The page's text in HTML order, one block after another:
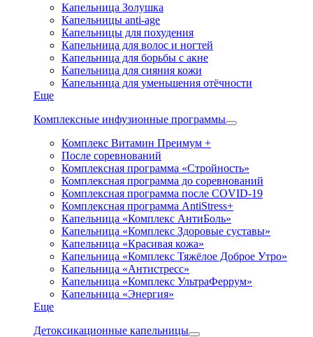
Капельница Золушка
Капельницы anti-age
Капельницы для похудения
Капельница для волос и ногтей
Капельница для борьбы с акне
Капельница для сияния кожи
Капельница для уменьшения отёчности
Еще
Комплексные инфузионные программы
Комплекс Витамин Преимум +
После соревнований
Комплексная программа «Стройность»
Комплексная программа до соревнований
Комплексная программа после COVID-19
Комплексная программа AntiStress+
Капельница «Комплекс АнтиБоль»
Капельница «Комплекс Здоровые суставы»
Капельница «Красивая кожа»
Капельница «Комплекс Тяжёлое Доброе Утро»
Капельница «Антистресс»
Капельница «Комплекс УльтраФеррум»
Капельница «Энергия»
Еще
Детоксикационные капельницы